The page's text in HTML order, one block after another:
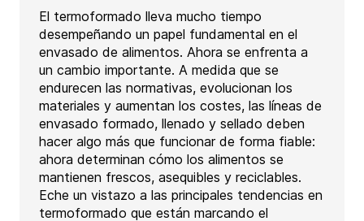
El termoformado lleva mucho tiempo
desempeñando un papel fundamental en el
envasado de alimentos. Ahora se enfrenta a
un cambio importante. A medida que se
endurecen las normativas, evolucionan los
materiales y aumentan los costes, las líneas de
envasado formado, llenado y sellado deben
hacer algo más que funcionar de forma fiable:
ahora determinan cómo los alimentos se
mantienen frescos, asequibles y reciclables.
Eche un vistazo a las principales tendencias en
termoformado que están marcando el